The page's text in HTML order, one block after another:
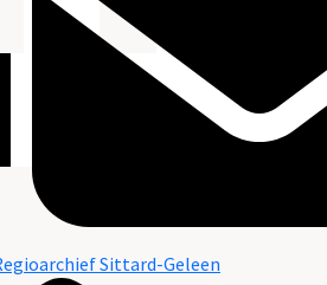
Sittard-Geleen